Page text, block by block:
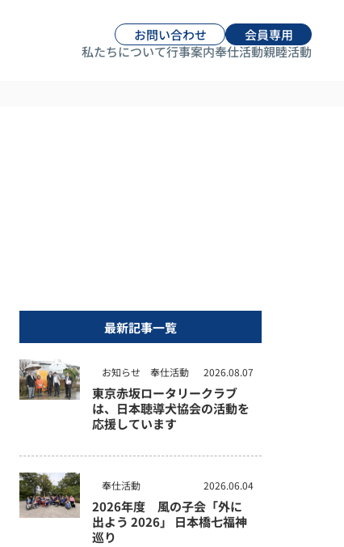
お問い合わせ
会員専用
私たちについて行事案内奉仕活動親睦活動
最新記事一覧
お知らせ 奉仕活動 2026.08.07
東京赤坂ロータリークラブ
は、日本聴導犬協会の活動を
応援しています
奉仕活動 2026.06.04
2026年度 風の子会「外に
出よう 2026」 日本橋七福神
巡り